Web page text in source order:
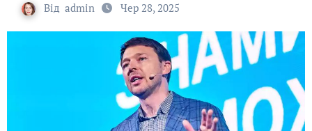
Від admin Чер 28, 2025